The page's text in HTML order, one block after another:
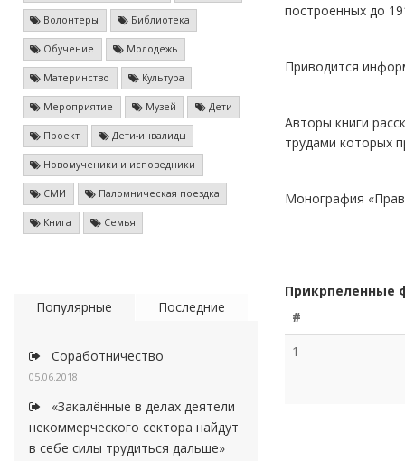
Волонтеры Библиотека
Обучение Молодежь
Материнство Культура
Мероприятие Музей Дети
Проект Дети-инвалиды
Новомученики и исповедники
СМИ Паломническая поездка
Книга Семья
Популярные Последние
Соработничество
05.06.2018
«Закалённые в делах деятели
некоммерческого сектора найдут
в себе силы трудиться дальше»
построенных до
Приводится
Авторы книги
трудами которых
Монография
Прикрпеленные
#
1